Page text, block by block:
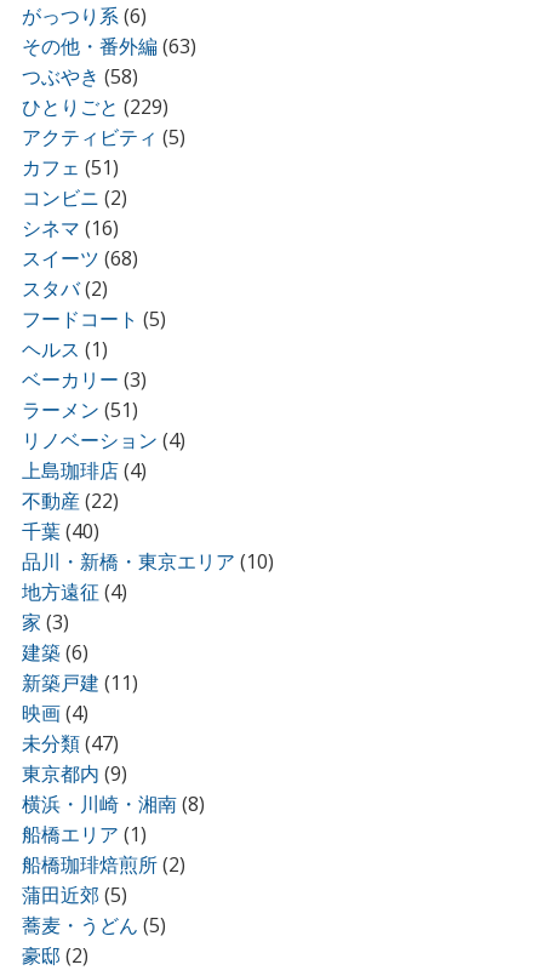
がっつり系(6)
その他・番外編(63)
つぶやき (58)
ひとりごと (229)
アクティビティ (5)
カフェ (51)
コンビニ (2)
シネマ (16)
スイーツ (68)
スタバ(2)
フードコート (5)
ヘルス (1)
ベーカリー (3)
ラーメン (51)
リノベーション (4)
上島珈琲店(4)
不動産(22)
千葉(40)
品川・新橋・東京エリア (10)
地方遠征 (4)
家 (3)
建築(6)
新築戸建 (11)
映画(4)
未分類(47)
東京都内 (9)
横浜・川崎・湘南(8)
船橋エリア (1)
船橋珈琲焙煎所(2)
蒲田近郊 (5)
蕎麦・うどん (5)
豪邸 (2)